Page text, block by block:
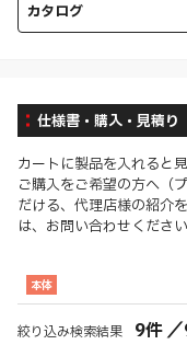
カタログ
仕様書・購入・見積り
カートに製品を入れると
ご購入をご希望の方へ（
だける、代理店様の紹介
は、お問い合わせください
本体
絞り込み検索結果 9件／